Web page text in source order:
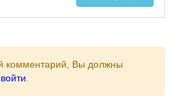
комментарий, Вы должны
войти